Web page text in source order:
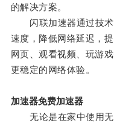
的解决方案。
闪联加速器通过技术
速度，降低网络延迟，
网页、观看视频、玩游
更稳定的网络体验。
加速器免费加速器
无论是在家中使用无